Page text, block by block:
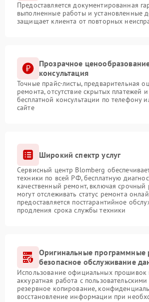
Предоставляется документированная
выполненные работы и установленные
защищает клиента от повторных
Прозрачное
консультация
Точные прайс-листы, предварительная
ремонта, отсутствие скрытых платежей
бесплатной консультации по телефону
сайте
Широкий спектр услуг
Сервисный центр Blomberg
техники по всей РФ, бесплатную
качественный ремонт, включая
могут отслеживать статус ремонта
предоставляется постгарантийное
продления срока службы техники
Оригинальные программные
безопасное обслуживание
Использование официальных прошивок
аккуратная работа с
резервное копирование,
восстановление информации при